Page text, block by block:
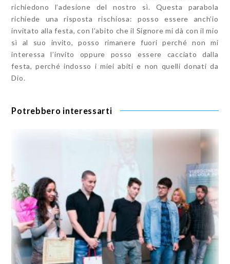
richiedono l’adesione del nostro sì. Questa parabola
richiede una risposta rischiosa: posso essere anch’io
invitato alla festa, con l’abito che il Signore mi dà con il mio
sì al suo invito, posso rimanere fuori perché non mi
interessa l’invito oppure posso essere cacciato dalla
festa, perché indosso i miei abiti e non quelli donati da
Dio.
Potrebbero interessarti